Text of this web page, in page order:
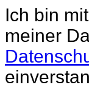
Ich bin
meiner